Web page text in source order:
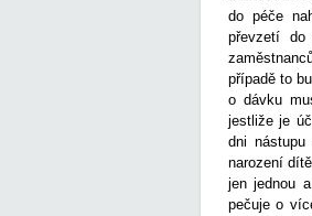
do péče
převzetí
případě to
o dávku
jestliže je
dni nástupu
narození
jen jednou
pečuje o